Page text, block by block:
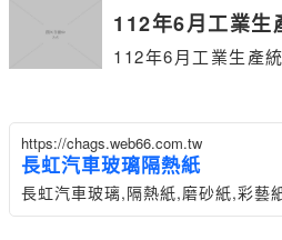
112年6月工業生
112年6月工業生產
https://chags.web66.com.tw
長虹汽車玻璃隔熱紙
長虹汽車玻璃,隔熱紙,磨砂紙,彩藝